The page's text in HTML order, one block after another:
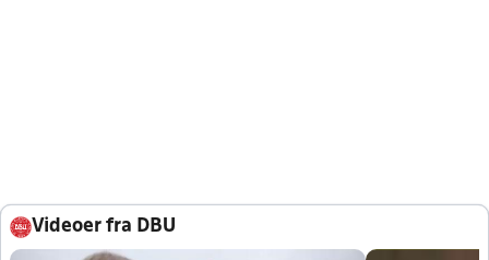
Videoer fra DBU